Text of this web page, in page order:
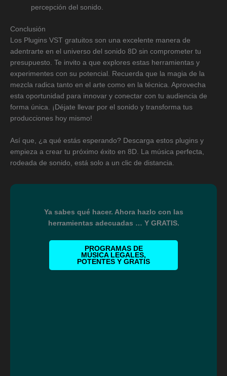
percepción del sonido.
Conclusión
Los Plugins VST gratuitos son una excelente manera de
adentrarte en el universo del sonido 8D sin comprometer tu
presupuesto. Te invito a que explores estas herramientas y
experimentes con su potencial. Recuerda que la magia de la
mezcla radica tanto en el arte como en la técnica. Aprovecha
esta oportunidad para innovar y conectar con tu audiencia de
forma única. ¡Déjate llevar por el sonido y transforma tus
producciones hoy mismo!
Así que, ¿a qué estás esperando? Descarga estos plugins y
empieza a crear tu próximo éxito en 8D. La música perfecta,
rodeada de sonido, está solo a un clic de distancia.
Ya sabes qué hacer. Ahora hazlo con las
herramientas adecuadas … Y GRATIS.
PROGRAMAS DE
MÚSICA LEGALES,
POTENTES Y GRATIS